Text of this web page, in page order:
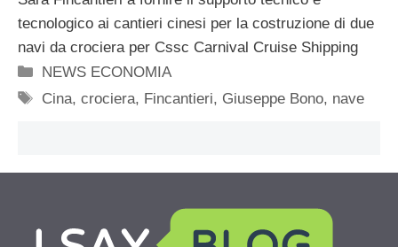
tecnologico ai cantieri cinesi per la costruzione di due
navi da crociera per Cssc Carnival Cruise Shipping
Categorie
NEWS ECONOMIA
Tag
Cina,crociera, Fincantieri, Giuseppe Bono, nave